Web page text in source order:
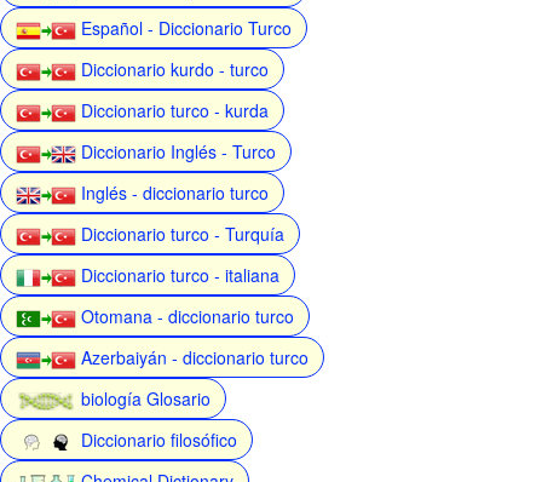
Español - Diccionario Turco
Diccionario kurdo - turco
Diccionario turco - kurda
Diccionario Inglés - Turco
Inglés - diccionario turco
Diccionario turco - Turquía
Diccionario turco - italiana
Otomana - diccionario turco
Azerbaiyán - diccionario turco
biología Glosario
Diccionario filosófico